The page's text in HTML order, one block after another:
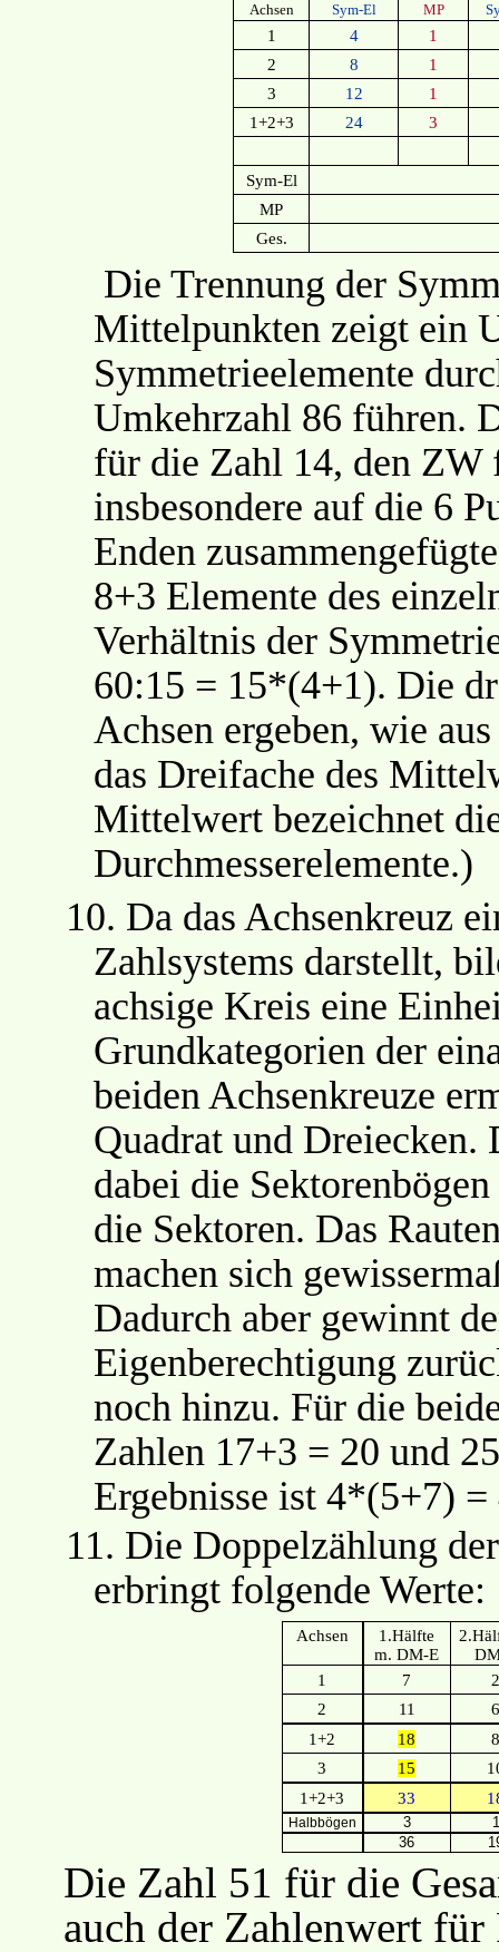
Achsen Sym-El MP
1 4
1
2
8
1
3
12 1
1+2+3
24 3
Sym-El
MP
Ges.
Die Trennung der
Mittelpunkten zeigt ein
Symmetrieelemente
Umkehrzahl 86 führen.
für die Zahl 14, den ZW
insbesondere auf die 6
Enden
8+3 Elemente des
Verhältnis der
60:15 = 15*(4+1). Die
Achsen ergeben, wie
das Dreifache des
Mittelwert bezeichnet
Durchmesserelemente.)
10. Da das Achsenkreuz
Zahlsystems darstellt,
achsige Kreis eine
Grundkategorien der
beiden Achsenkreuze
Quadrat und Dreiecken.
dabei die
die Sektoren. Das
machen sich
Dadurch aber gewinnt
Eigenberechtigung
noch hinzu. Für die
Zahlen 17+3 = 20 und
Ergebnisse ist 4*(5+7) =
11. Die Doppelzählung
erbringt folgende Werte:
Achsen
1.Hälfte
m. DM-E
1
7
2
11
1+2
18
3
15
1+2+3
33
Halbbögen 3
1
36
Die Zahl 51 für die
auch der Zahlenwert